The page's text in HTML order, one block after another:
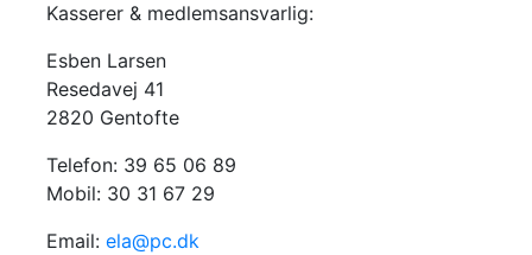
Kasserer & medlemsansvarlig:
Esben Larsen
Resedavej 41
2820 Gentofte
Telefon: 39 65 06 89
Mobil: 30 31 67 29
Email: ela@pc.dk